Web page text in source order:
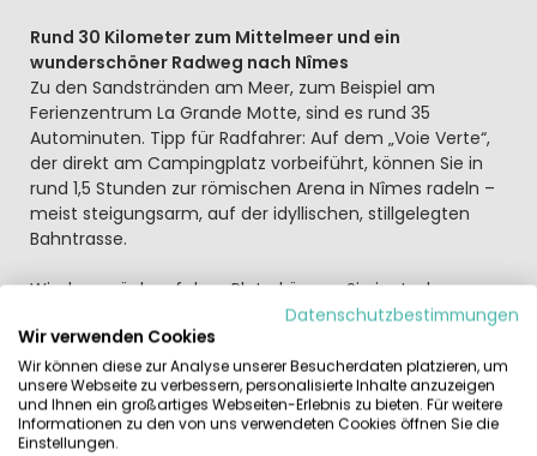
Rund 30 Kilometer zum Mittelmeer und ein
wunderschöner Radweg nach Nîmes
Zu den Sandstränden am Meer, zum Beispiel am
Ferienzentrum La Grande Motte, sind es rund 35
Autominuten. Tipp für Radfahrer: Auf dem „Voie Verte“,
der direkt am Campingplatz vorbeiführt, können Sie in
rund 1,5 Stunden zur römischen Arena in Nîmes radeln –
meist steigungsarm, auf der idyllischen, stillgelegten
Bahntrasse.
Wieder zurück auf dem Platz, können Sie im Laden von
Camping Domaine de Massereau regionale Leckereien
und mehr einkaufen. Oder besuchen Sie einfach das
Restaurant des Campingplatzes mit schönen
Außenbereich. Hier genießen Sie leckere Pizzen oder
feine Grillgerichte.
Datenschutzbestimmungen
Wir verwenden Cookies
Wir können diese zur Analyse unserer Besucherdaten platzieren, um
unsere Webseite zu verbessern, personalisierte Inhalte anzuzeigen
und Ihnen ein großartiges Webseiten-Erlebnis zu bieten. Für weitere
Informationen zu den von uns verwendeten Cookies öffnen Sie die
Einstellungen.